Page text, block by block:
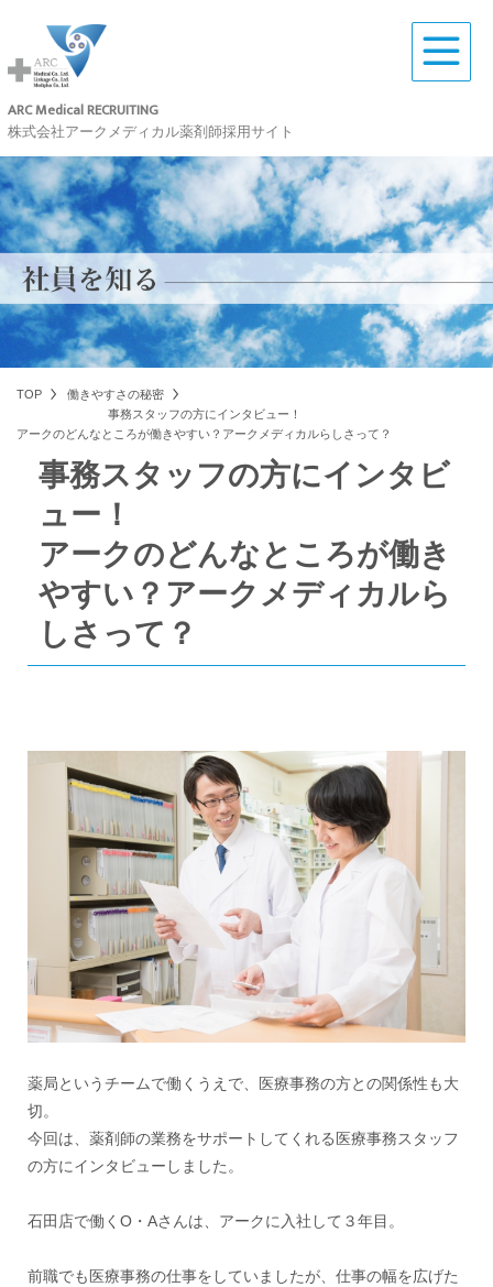
ARC Medical RECRUITING
株式会社アークメディカル薬剤師採用サイト
TOP
働きやすさの秘密
事務スタッフの方にインタビュー！
アークのどんなところが働きやすい？アークメディカルらしさって？
事務スタッフの方にインタビ
ュー！
アークのどんなところが働き
やすい？アークメディカルら
しさって？
薬局というチームで働くうえで、医療事務の方との関係性も大
切。
今回は、薬剤師の業務をサポートしてくれる医療事務スタッフ
の方にインタビューしました。
石田店で働くO・Aさんは、アークに入社して３年目。
前職でも医療事務の仕事をしていましたが、仕事の幅を広げた